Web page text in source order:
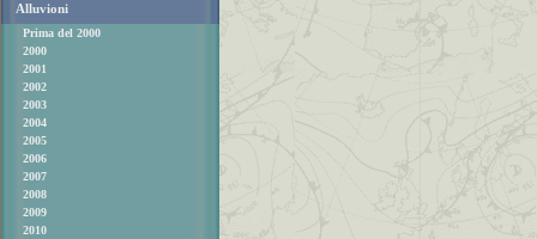
Alluvioni
Prima del 2000
2000
2001
2002
2003
2004
2005
2006
2007
2008
2009
2010